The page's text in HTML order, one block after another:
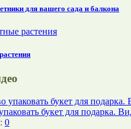
для вашего сада и балкона
букет для подарка.
0